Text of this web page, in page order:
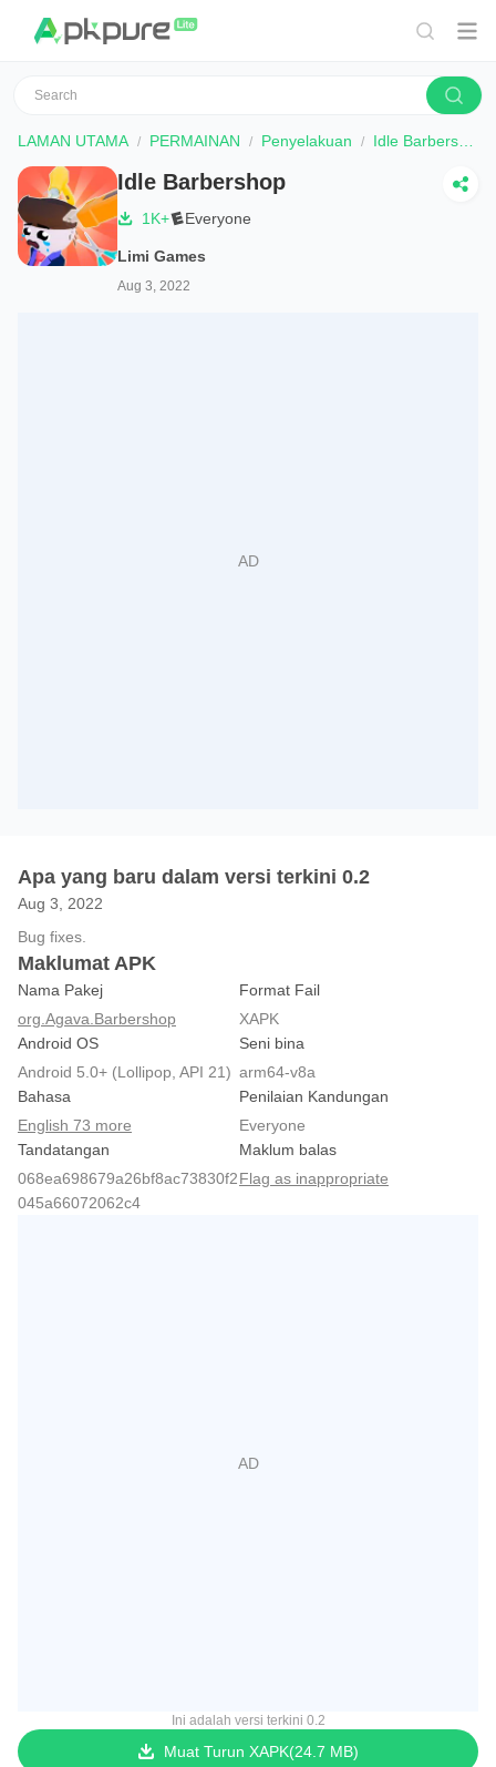
LAMAN UTAMA PERMAINAN Penyelakuan Idle Barbershop
Idle Barbershop
1K+ Everyone
Limi Games
Aug 3, 2022
Apa yang baru dalam versi terkini 0.2
Aug 3, 2022
Bug fixes.
Maklumat APK
Nama Pakej
org.Agava.Barbershop
Format Fail
XAPK
Android OS
Android 5.0+ (Lollipop, API 21)
Seni bina
arm64-v8a
Bahasa
English 73 more
Penilaian Kandungan
Everyone
Tandatangan
068ea698679a26bf8ac73830f2
045a66072062c4
Maklum balas
Flag as inappropriate
Ini adalah versi terkini 0.2
Muat Turun XAPK 24.7 MB